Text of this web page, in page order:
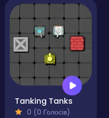
Tanking Tanks
0 (0 Голосів)